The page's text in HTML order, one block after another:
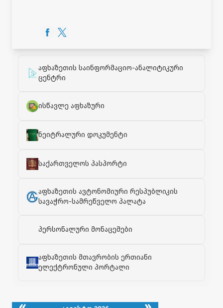
აფხაზეთის საინფორმაციო-ანალიტიკური
ცენტრი
ისწავლე აფხაზური
ნეიტრალური დოკუმენტი
საქართველოს პასპორტი
აფხაზეთის ავტონომიური რესპუბლიკის
სავაჭრო-სამრეწველო პალატა
პერსონალური მონაცემები
აფხაზეთის მთავრობის ერთიანი
ელექტრონული პორტალი